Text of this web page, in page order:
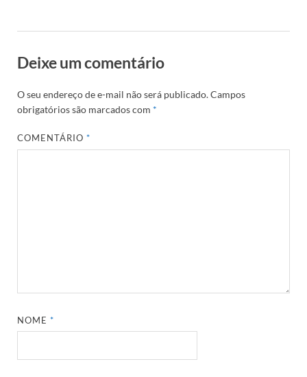
Deixe um comentário
O seu endereço de e-mail não será publicado.Campos
obrigatórios são marcados com *
COMENTÁRIO*
NOME*